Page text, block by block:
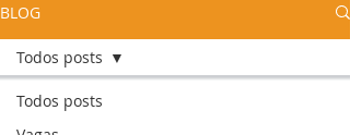
BLOG
Todos posts
Todos posts